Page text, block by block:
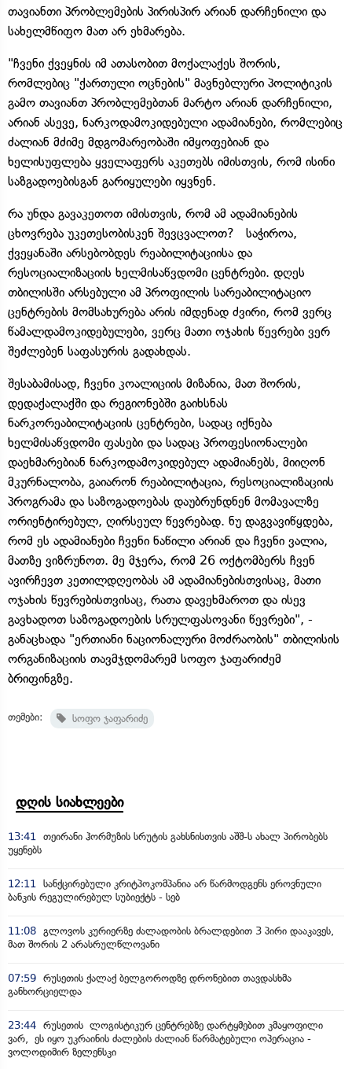
თავიანთი პრობლემების პირისპირ არიან დარჩენილი და
სახელმწიფო მათ არ ეხმარება.
"ჩვენი ქვეყნის იმ ათასობით მოქალაქეს შორის,
რომლებიც "ქართული ოცნების" მავნებლური პოლიტიკის
გამო თავიანთ პრობლემებთან მარტო არიან დარჩენილი,
არიან ასევე, ნარკოდამოკიდებული ადამიანები, რომლებიც
ძალიან მძიმე მდგომარეობაში იმყოფებიან და
ხელისუფლება ყველაფერს აკეთებს იმისთვის, რომ ისინი
საზგადოებისგან გარიყულები იყვნენ.
რა უნდა გავაკეთოთ იმისთვის, რომ ამ ადამიანების
ცხოვრება უკეთესობისკენ შევცვალოთ? საჭიროა,
ქვეყანაში არსებობდეს რეაბილიტაციისა და
რესოციალიზაციის ხელმისაწვდომი ცენტრები. დღეს
თბილისში არსებული ამ პროფილის სარეაბილიტაციო
ცენტრების მომსახურება არის იმდენად ძვირი, რომ ვერც
წამალდამოკიდებულები, ვერც მათი ოჯახის წევრები ვერ
შეძლებენ საფასურის გადახდას.
შესაბამისად, ჩვენი კოალიციის მიზანია, მათ შორის,
დედაქალაქში და რეგიონებში გაიხსნას
ნარკორეაბილიტაციის ცენტრები, სადაც იქნება
ხელმისაწვდომი ფასები და სადაც პროფესიონალები
დაეხმარებიან ნარკოდამოკიდებულ ადამიანებს, მიიღონ
მკურნალობა, გაიარონ რეაბილიტაცია, რესოციალიზაციის
პროგრამა და საზოგადოებას დაუბრუნდნენ მომავალზე
ორიენტირებულ, ღირსეულ წევრებად. ნუ დაგვავიწყდება,
რომ ეს ადამიანები ჩვენი ნაწილი არიან და ჩვენი ვალია,
მათზე ვიზრუნოთ. მე მჯერა, რომ 26 ოქტომბერს ჩვენ
ავირჩევთ კეთილდღეობას ამ ადამიანებისთვისაც, მათი
ოჯახის წევრებისთვისაც, რათა დავეხმაროთ და ისევ
გავხადოთ საზოგადოების სრულფასოვანი წევრები", -
განაცხადა "ერთიანი ნაციონალური მოძრაობის" თბილისის
ორგანიზაციის თავმჯდომარემ სოფო ჯაფარიძემ
ბრიფინგზე.
თემები: სოფო ჯაფარიძე
დღის სიახლეები
13:41
თეირანი ჰორმუზის სრუტის გახსნისთვის აშშ-ს ახალ პირობებს
უყენებს
12:11
სანქცირებული კრიტპოკომპანია არ წარმოდგენს ეროვნული
ბანკის რეგულირებულ სუბიექტს - სებ
11:08 გლოვოს კურიერზე ძალადობის ბრალდებით 3 პირი დააკავეს,
მათ შორის 2 არასრულწლოვანი
07:59 რუსეთის ქალაქ ბელგოროდზე დრონებით თავდასხმა
განხორციელდა
23:44 რუსეთის ლოგისტიკურ ცენტრებზე დარტყმებით კმაყოფილი
ვარ, ეს იყო უკრაინის ძალების ძალიან წარმატებული ოპერაცია -
ვოლოდიმირ ზელენსკი